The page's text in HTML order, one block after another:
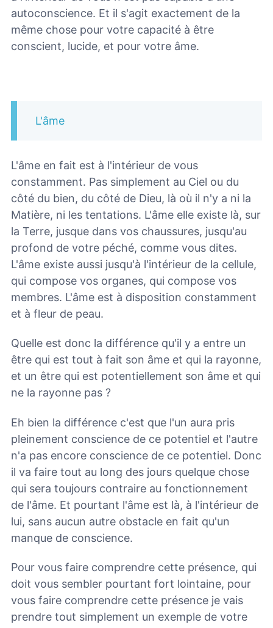
autoconscience. Et il s'agit exactement de la
même chose pour votre capacité à être
conscient, lucide, et pour votre âme.
L'âme
L'âme en fait est à l'intérieur de vous
constamment. Pas simplement au Ciel ou du
côté du bien, du côté de Dieu, là où il n'y a ni la
Matière, ni les tentations. L'âme elle existe là, sur
la Terre, jusque dans vos chaussures, jusqu'au
profond de votre péché, comme vous dites.
L'âme existe aussi jusqu'à l'intérieur de la cellule,
qui compose vos organes, qui compose vos
membres. L'âme est à disposition constamment
et à fleur de peau.
Quelle est donc la différence qu'il y a entre un
être qui est tout à fait son âme et qui la rayonne,
et un être qui est potentiellement son âme et qui
ne la rayonne pas ?
Eh bien la différence c'est que l'un aura pris
pleinement conscience de ce potentiel et l'autre
n'a pas encore conscience de ce potentiel. Donc
il va faire tout au long des jours quelque chose
qui sera toujours contraire au fonctionnement
de l'âme. Et pourtant l'âme est là, à l'intérieur de
lui, sans aucun autre obstacle en fait qu'un
manque de conscience.
Pour vous faire comprendre cette présence, qui
doit vous sembler pourtant fort lointaine, pour
vous faire comprendre cette présence je vais
prendre tout simplement un exemple de votre